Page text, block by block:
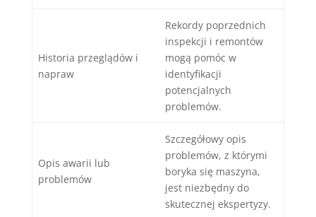
Historia przeglądów i
napraw
Rekordy poprzednich
inspekcji i remontów
mogą pomóc w
identyfikacji
potencjalnych
problemów.
Opis awarii lub
problemów
Szczegółowy opis
problemów, z którymi
boryka się maszyna,
jest niezbędny do
skutecznej ekspertyzy.